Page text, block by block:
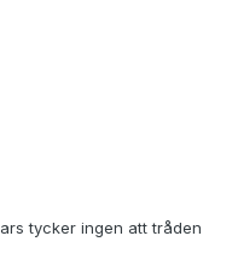
tycker ingen att tråden